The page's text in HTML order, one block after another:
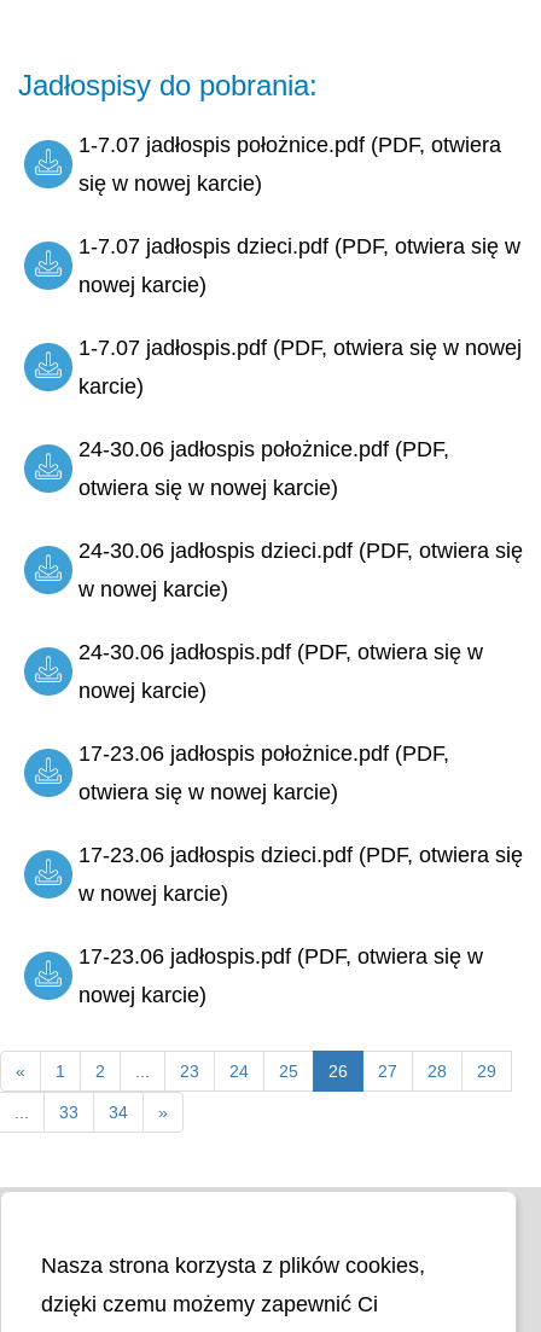
Jadłospisy do pobrania:
1-7.07 jadłospis położnice.pdf (PDF, otwiera
się w nowej karcie)
1-7.07 jadłospis dzieci.pdf (PDF, otwiera się w
nowej karcie)
1-7.07 jadłospis.pdf (PDF, otwiera się w nowej
karcie)
24-30.06 jadłospis położnice.pdf (PDF,
otwiera się w nowej karcie)
24-30.06 jadłospis dzieci.pdf (PDF, otwiera się
w nowej karcie)
24-30.06 jadłospis.pdf (PDF, otwiera się w
nowej karcie)
17-23.06 jadłospis położnice.pdf (PDF,
otwiera się w nowej karcie)
17-23.06 jadłospis dzieci.pdf (PDF, otwiera się
w nowej karcie)
17-23.06 jadłospis.pdf (PDF, otwiera się w
nowej karcie)
« 1 2 23 24 25 26 27 28 29
33 34 »
Nasza strona korzysta z plików cookies,
dzięki czemu możemy zapewnić Ci